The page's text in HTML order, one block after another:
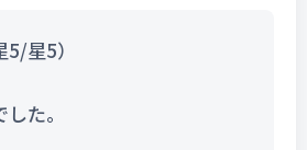
星5）
た。